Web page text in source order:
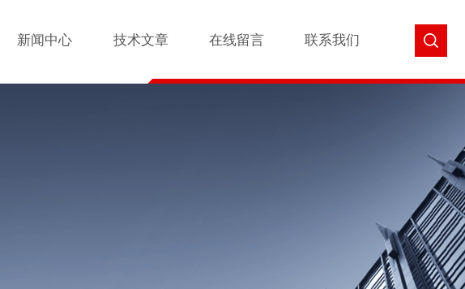
新闻中心 技术文章 在线留言 联系我们